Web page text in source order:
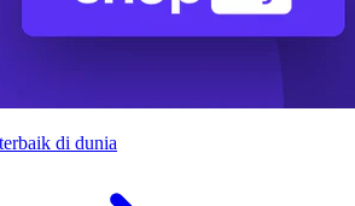
di dunia